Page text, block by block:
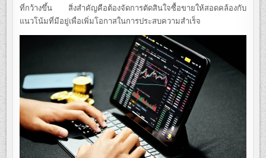
ที่กว้างขึ้น สิ่งสำคัญคือต้องจัดการตัดสินใจซื้อขายให้สอดคล้องกับ
แนวโน้มที่มีอยู่เพื่อเพิ่มโอกาสในการประสบความสำเร็จ